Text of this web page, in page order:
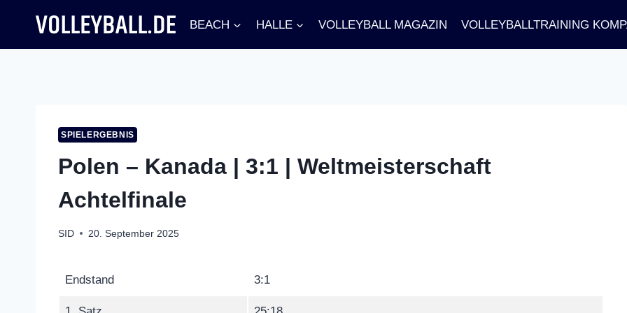
springen
BEACH HALLE VOLLEYBALL MAGAZIN VOLLEYBALLTRAINING
SPIELERGEBNIS
Polen – Kanada | 3:1 | Weltmeisterschaft
Achtelfinale
SID 20. September 2025
Endstand 3:1